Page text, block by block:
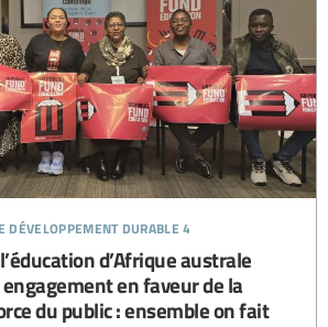
durable 4
d’Afrique australe
en faveur de la
du public : ensemble on fait